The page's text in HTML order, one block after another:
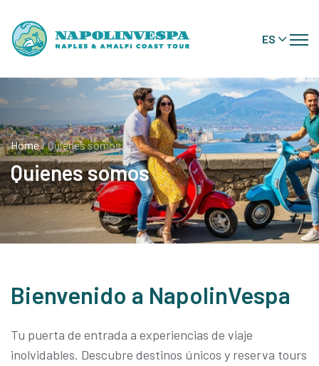
ES
Home/ Quienes somos
Quienes somos
Bienvenido a NapolinVespa
Tu puerta de entrada a experiencias de viaje
inolvidables. Descubre destinos únicos y reserva tours